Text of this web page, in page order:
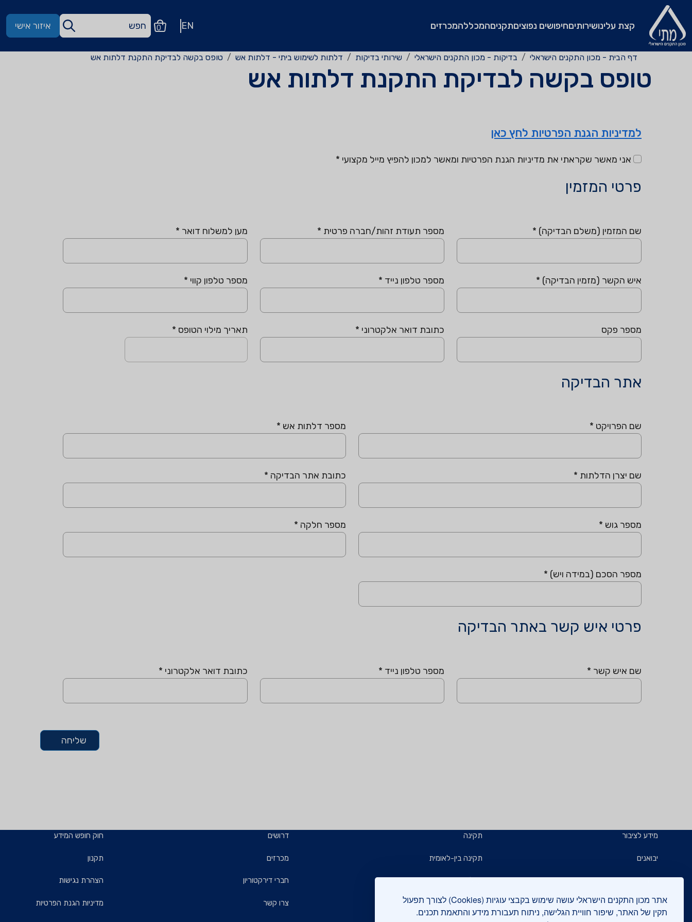
אתר מכון התקנים הישראלי עושה שימוש בקבצי עוגיות (Cookies) לצורך תפעול
תקין של האתר, שיפור חוויית הגלישה, ניתוח תעבורת מידע והתאמת תכנים.
קצת עלינושירותיםחיפושים נפוציםתקניםהמכללהמכרזים EN
0 איזור אישי
דף הבית - מכון התקנים הישראלי בדיקות - מכון התקנים הישראלי שירותי בדיקות דלתות לשימוש ביתי - דלתות אש טופס בקשה לבדיקת התקנת דלתות אש
טופס בקשה לבדיקת התקנת דלתות אש
למדיניות הגנת הפרטיות לחץ כאן
אני מאשר שקראתי את מדיניות הגנת הפרטיות ומאשר למכון להפיץ מייל מקצועי *
פרטי המזמין
שם המזמין (משלם הבדיקה) *
איש הקשר (מזמין הבדיקה) *
מספר פקס
מספר תעודת זהות/חברה פרטית *
מספר טלפון נייד *
כתובת דואר אלקטרוני *
מען למשלוח דואר *
מספר טלפון קווי *
תאריך מילוי הטופס *
אתר הבדיקה
שם הפרויקט *
שם יצרן הדלתות *
מספר גוש *
מספר הסכם (במידה ויש) *
מספר דלתות אש *
כתובת אתר הבדיקה *
מספר חלקה *
פרטי איש קשר באתר הבדיקה
שם איש קשר * מספר טלפון נייד * כתובת דואר אלקטרוני *
שליחה
מידע לציבור
יבואנים
תו תקן
תו ירוק
תקינה
תקינה בין-לאומית
קבלנים ויזמים
תעשיינים
דרושים
מכרזים
חברי דירקטוריון
צרו קשר
חוק חופש המידע
תקנון
הצהרת נגישות
מדיניות הגנת הפרטיות